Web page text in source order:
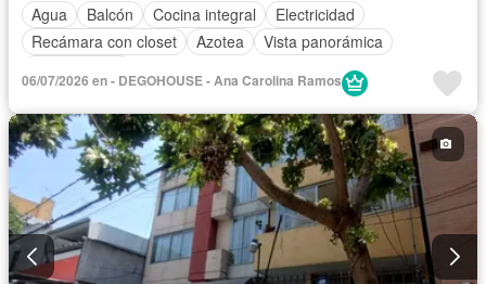
Agua
Balcón Cocina integral
Electricidad
Recámara con closet
Azotea
Vista panorámica
06/07/2026 en - DEGOHOUSE - Ana Carolina Ramos